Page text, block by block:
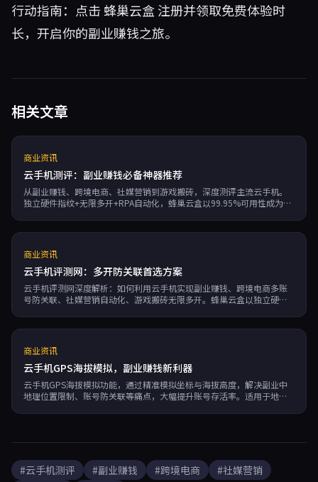
行动指南：点击蜂巢云盒注册并领取免费体验时
长，开启你的副业赚钱之旅。
相关文章
商业资讯
云手机测评：副业赚钱必备神器推荐
从副业赚钱、跨境电商、社媒营销到游戏搬砖，深度测评主流云手机。
独立硬件指纹+无限多开+RPA自动化，蜂巢云盒以99.95%可用性成为多
商业资讯
云手机评测网：多开防关联首选方案
云手机评测网深度解析：如何利用云手机实现副业赚钱、跨境电商多账
号防关联、社媒营销自动化、游戏搬砖无限多开。蜂巢云盒以独立硬件
商业资讯
云手机GPS海拔模拟，副业赚钱新利器
云手机GPS海拔模拟功能，通过精准模拟坐标与海拔高度，解决副业中
地理位置限制、账号防关联等痛点，大幅提升账号存活率。适用于地
#云手机测评 #副业赚钱 #跨境电商
#社媒营销